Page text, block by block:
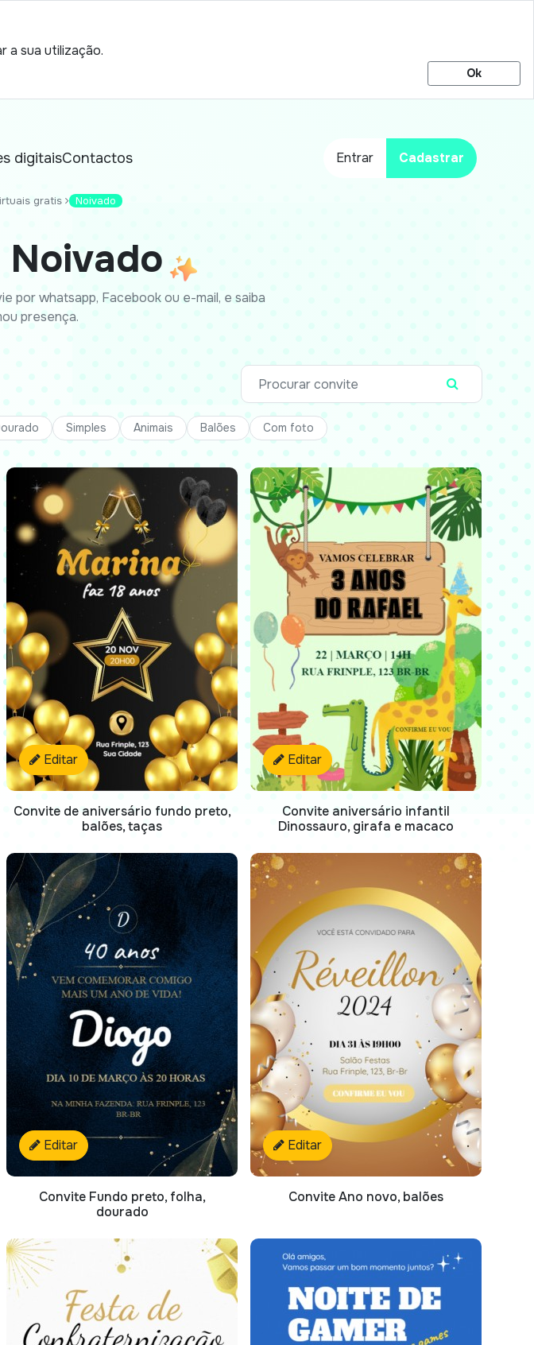
a sua utilização.
Ok
digitaisContactos Entrar Cadastrar
gratis Noivado
por whatsapp, Facebook ou e-mail, e saiba
presença.
Simples Animais Balões Com foto
Editar
Convite de aniversário fundo preto,
balões, taças
Editar
Convite aniversário infantil
Dinossauro, girafa e macaco
Editar
Convite Fundo preto, folha,
dourado
Editar
Convite Ano novo, balões